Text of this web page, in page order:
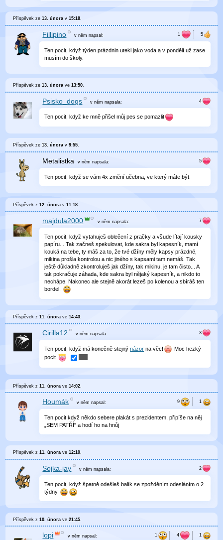
Příspěvek ze13. února v15:18.
Fillipino v němnapsal:
Ten pocit, když týden prázdnin utekl jako voda a v pondělí už zase
musím do školy.
Příspěvek ze13. února ve13:50
Psisko_dogs v němnapsala:
Ten pocit, když ke mně přišel můj pes se pomazlit
Příspěvek ze13. února v9:55.
Metalistka v něm napsala:
Ten pocit, když se vám 4x změní učebna, ve který máte být.
Příspěvek z12. února v11:18.
majdula2000 v něm napsala:
Ten pocit, když vytahuješ oblečení z pračky a všude lítají kousky
papíru... Tak začneš spekulovat, kde sakra byl kapesník, mamí
kouká na tebe, ty máš za to, že tvé džíny měly kapsy prázdné,
mikina prošla kontrolou a nic jiného s kapsami tam nemáš. Tak
ještě důkladně zkontroluješ jak džíny, tak mikinu, je tam čisto... A
tak pokračuje záhada, kde sakra byl nějaký kapesník, a nikdo to
nechápe. Nakonec ale stejně akorát lezeš po kolenou a sbíráš ten
bordel.
Příspěvek z11. února ve14:43.
Cirilla12 v němnapsala:
Ten pocit, když má konečně stejnýnázor na věc!
Moc hezký
pocit
Příspěvek z11. února ve14:02
Houmák v němnapsal:
Ten pocit když někdo sebere plakát s prezidentem, připíše na něj
„SEM PATŘÍ“ a hodí ho na hnůj
Příspěvek z11. února ve12:10.
Sojka-jay v němnapsala:
Ten pocit, když špatně odešleš balík se zpožděním odesláním o 2
týdny
Příspěvek z10. února ve21:45
lopi v něm napsal: